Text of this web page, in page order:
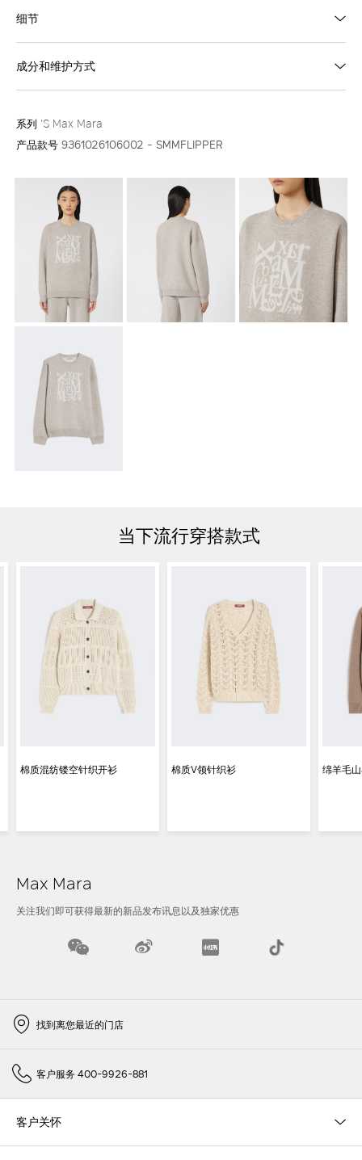
细节
成分和维护方式
系列 'S Max Mara
产品款号 9361026106002 - SMMFLIPPER
当下流行穿搭款式
棉质混纺镂空针织开衫 棉质V领针织衫 绵羊毛
Max Mara
关注我们即可获得最新的新品发布讯息以及独家优惠
找到离您最近的门店
客户服务 400-9926-881
客户关怀